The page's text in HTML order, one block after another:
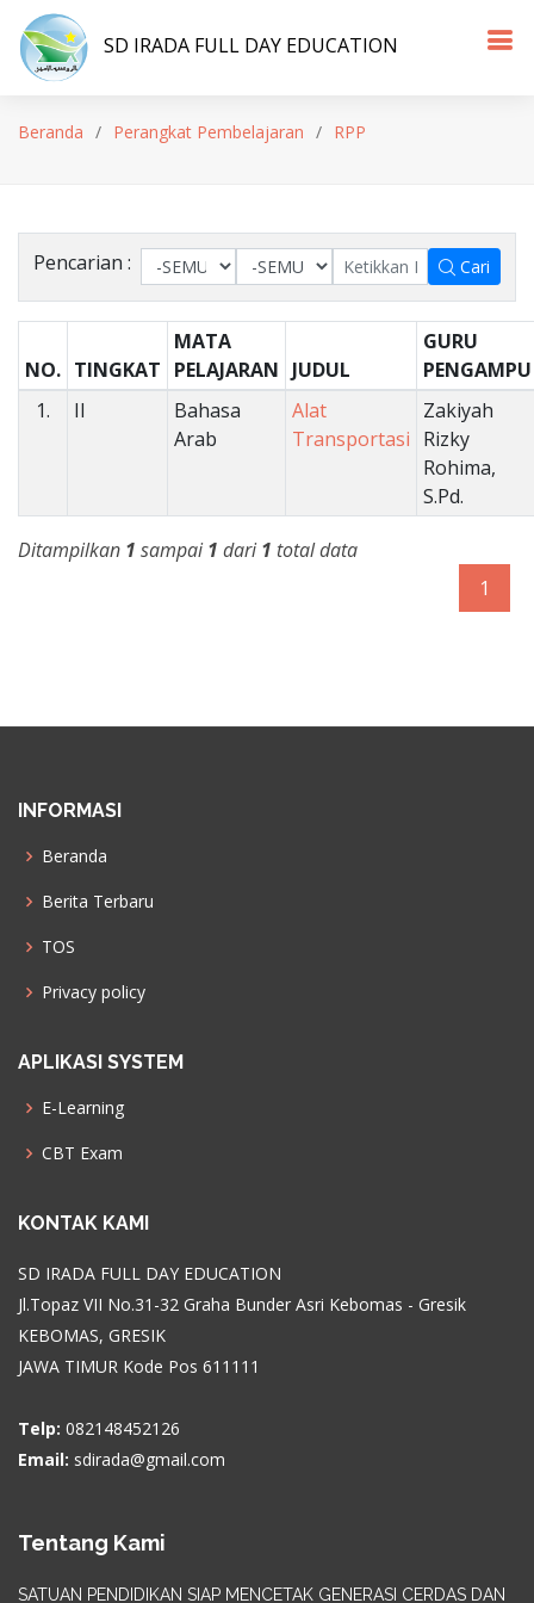
SD IRADA FULL DAY EDUCATION
Beranda Perangkat Pembelajaran RPP
Pencarian : Cari
NO. TINGKAT
MATA
PELAJARAN JUDUL
GURU
PENGAMPU
1.
II
Bahasa
Arab
Alat
Transportasi
Zakiyah
Rizky
Rohima,
S.Pd.
Ditampilkan 1 sampai1 dari1 total data
1
INFORMASI
Beranda
Berita Terbaru
TOS
Privacy policy
APLIKASI SYSTEM
E-Learning
CBT Exam
KONTAK KAMI
SD IRADA FULL DAY EDUCATION
Jl.Topaz VII No.31-32 Graha Bunder Asri Kebomas - Gresik
KEBOMAS, GRESIK
JAWA TIMUR Kode Pos 611111
Telp: 082148452126
Email: sdirada@gmail.com
Tentang Kami
SATUAN PENDIDIKAN SIAP MENCETAK GENERASI CERDAS DAN